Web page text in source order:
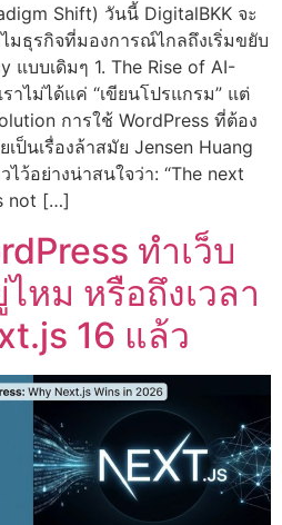
Shift) วันนี้ DigitalBKK จะ
มธุรกิจที่มองการณ์ไกลถึงเริ่มขยับ
แบบเดิมๆ 1. The Rise of AI-
าไม่ได้แค่ “เขียนโปรแกรม” แต่
การใช้ WordPress ที่ต้อง
ป็นเรื่องล้าสมัย Jensen Huang
ไว้อย่างน่าสนใจว่า: “The next
not […]
ทำเว็บ
หม หรือถึงเวลา
16 แล้ว